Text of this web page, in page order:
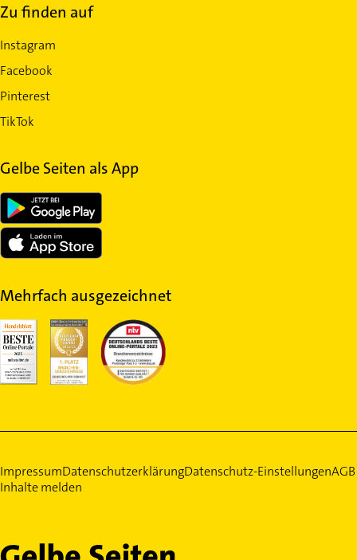
Zu finden auf
Instagram
Facebook
Pinterest
TikTok
Gelbe Seiten als App
Mehrfach ausgezeichnet
ImpressumDatenschutzerklärungDatenschutz-EinstellungenAGB
Inhalte melden